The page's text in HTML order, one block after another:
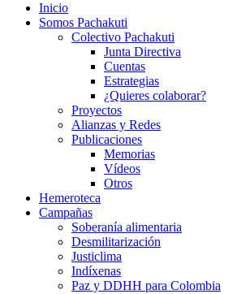
Inicio
Somos Pachakuti
Colectivo Pachakuti
Junta Directiva
Cuentas
Estrategias
¿Quieres colaborar?
Proyectos
Alianzas y Redes
Publicaciones
Memorias
Vídeos
Otros
Hemeroteca
Campañas
Soberanía alimentaria
Desmilitarización
Justiclima
Indíxenas
Paz y DDHH para Colombia